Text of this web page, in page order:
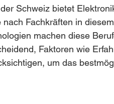
Schweiz bietet
Fachkräften in
machen diese
Faktoren wie
um das